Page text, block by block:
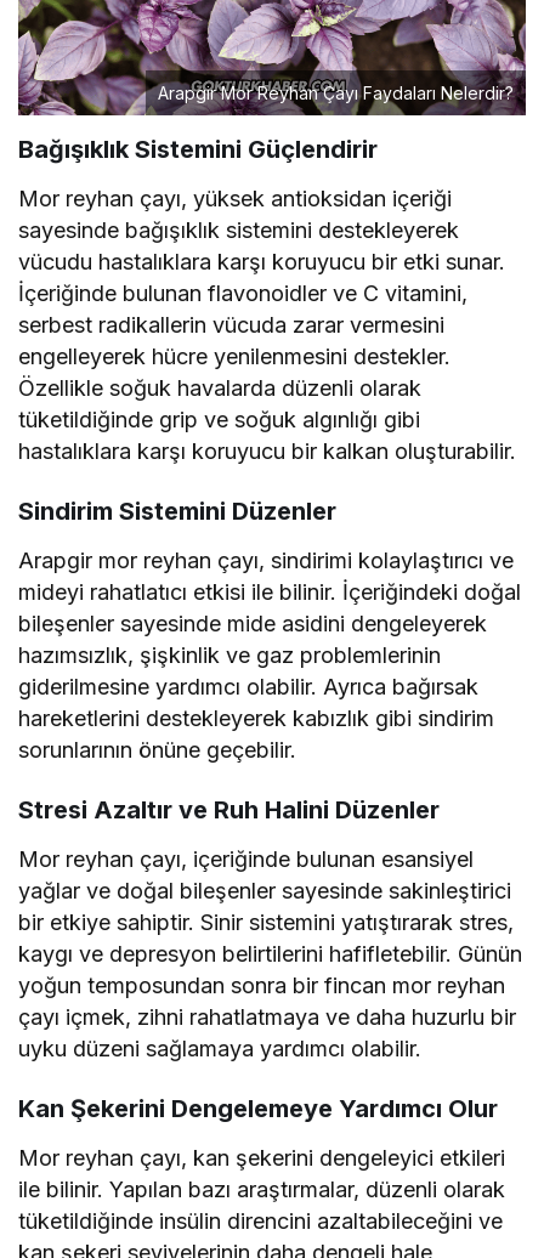
Arapgir Mor Reyhan Çayı Faydaları Nelerdir?
Bağışıklık Sistemini Güçlendirir
Mor reyhan çayı, yüksek antioksidan içeriği
sayesinde bağışıklık sistemini destekleyerek
vücudu hastalıklara karşı koruyucu bir etki sunar.
İçeriğinde bulunan flavonoidler ve C vitamini,
serbest radikallerin vücuda zarar vermesini
engelleyerek hücre yenilenmesini destekler.
Özellikle soğuk havalarda düzenli olarak
tüketildiğinde grip ve soğuk algınlığı gibi
hastalıklara karşı koruyucu bir kalkan oluşturabilir.
Sindirim Sistemini Düzenler
Arapgir mor reyhan çayı, sindirimi kolaylaştırıcı ve
mideyi rahatlatıcı etkisi ile bilinir. İçeriğindeki doğal
bileşenler sayesinde mide asidini dengeleyerek
hazımsızlık, şişkinlik ve gaz problemlerinin
giderilmesine yardımcı olabilir. Ayrıca bağırsak
hareketlerini destekleyerek kabızlık gibi sindirim
sorunlarının önüne geçebilir.
Stresi Azaltır ve Ruh Halini Düzenler
Mor reyhan çayı, içeriğinde bulunan esansiyel
yağlar ve doğal bileşenler sayesinde sakinleştirici
bir etkiye sahiptir. Sinir sistemini yatıştırarak stres,
kaygı ve depresyon belirtilerini hafifletebilir. Günün
yoğun temposundan sonra bir fincan mor reyhan
çayı içmek, zihni rahatlatmaya ve daha huzurlu bir
uyku düzeni sağlamaya yardımcı olabilir.
Kan Şekerini Dengelemeye Yardımcı Olur
Mor reyhan çayı, kan şekerini dengeleyici etkileri
ile bilinir. Yapılan bazı araştırmalar, düzenli olarak
tüketildiğinde insülin direncini azaltabileceğini ve
kan şekeri seviyelerinin daha dengeli hale